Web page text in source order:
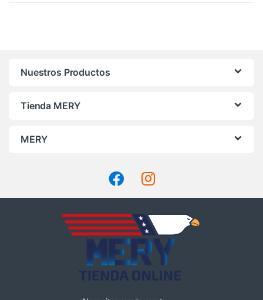
Nuestros Productos
Tienda MERY
MERY